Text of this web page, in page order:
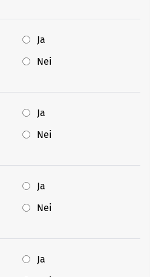
Ja
Nei
Ja
Nei
Ja
Nei
Ja